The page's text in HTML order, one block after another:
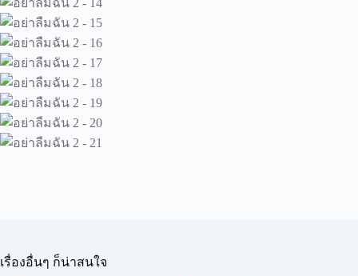
เรื่องอื่นๆ ก็น่าสนใจ